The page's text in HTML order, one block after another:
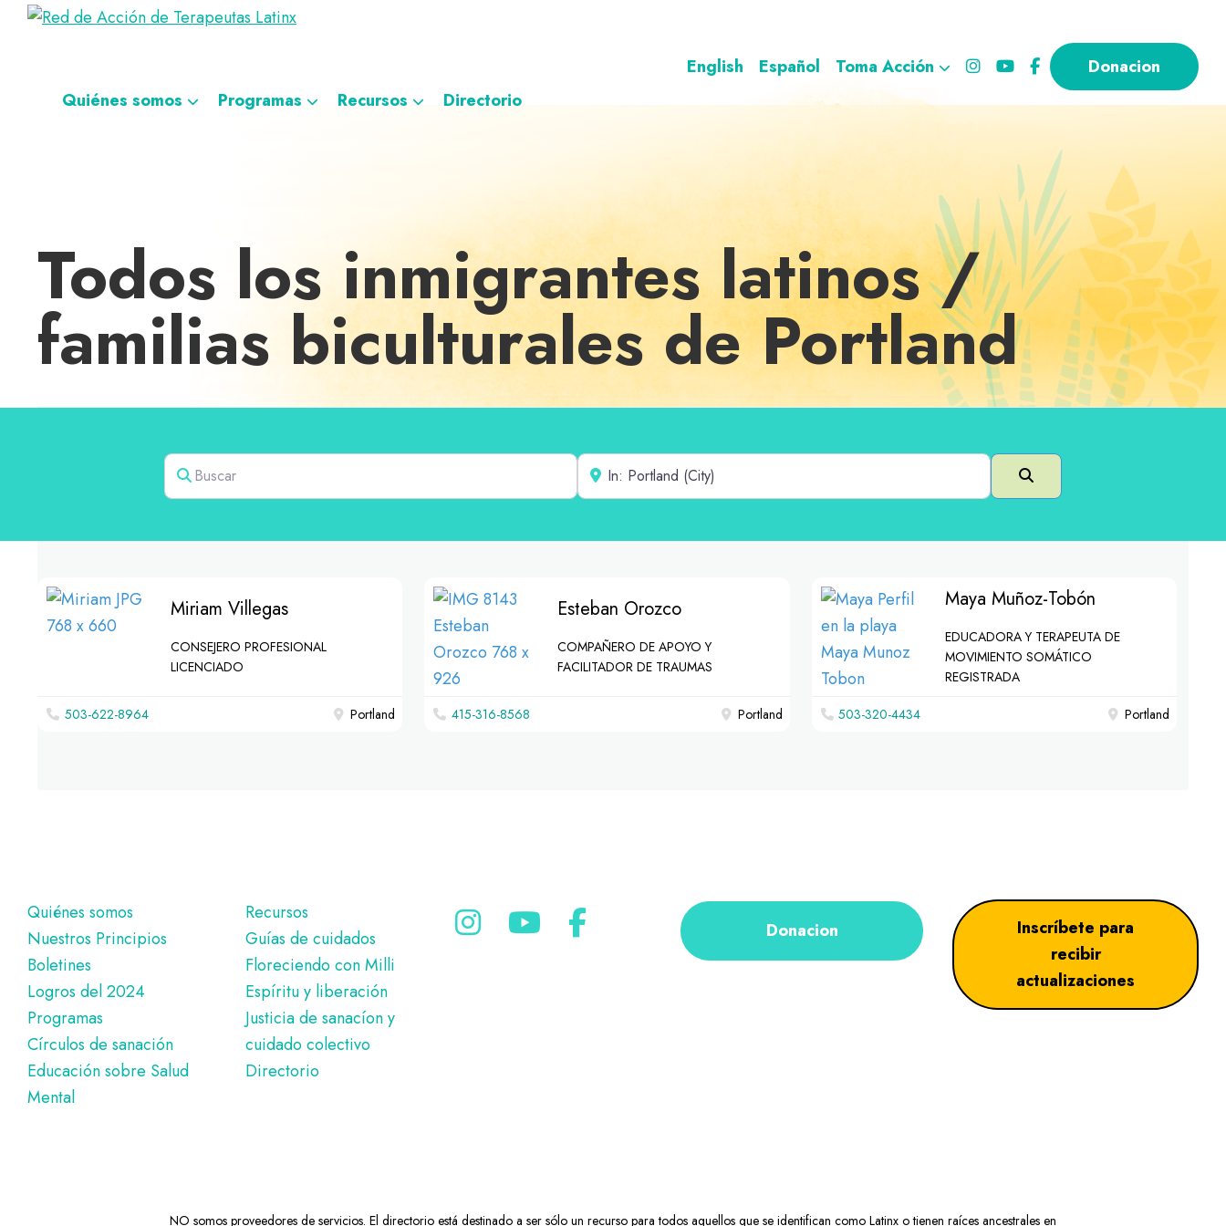
Saltar
navegación
principal
Saltar
Saltar
navegación
Terapeutas
terapeutas
English Español Toma Acción
Donacion
Quiénes somos
Programas Recursos Directorio
Todos los inmigrantes latinos /
familias biculturales de Portland
Buscar Cerca de
Buscar en
Miriam Villegas
CONSEJERO PROFESIONAL
LICENCIADO
503-622-8964 Portland
Esteban Orozco
COMPAÑERO DE APOYO Y
FACILITADOR DE TRAUMAS
415-316-8568 Portland
Maya Muñoz-Tobón
EDUCADORA Y TERAPEUTA DE
MOVIMIENTO SOMÁTICO
REGISTRADA
503-320-4434 Portland
Pie
de
página
Quiénes somos
Nuestros Principios
Boletines
Logros del 2024
Programas
Círculos de sanación
Educación sobre Salud
Mental
Recursos
Guías de cuidados
Floreciendo con Milli
Espíritu y liberación
Justicia de sanacíon y
cuidado colectivo
Directorio
Donacion
Inscríbete para
recibir
actualizaciones
NO somos proveedores de servicios. El directorio está destinado a ser sólo un recurso para todos aquellos que se identifican como Latinx o tienen raíces ancestrales en